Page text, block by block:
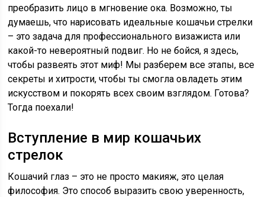
преобразить лицо в мгновение ока. Возможно, ты
думаешь, что нарисовать идеальные кошачьи стрелки
– это задача для профессионального визажиста или
какой-то невероятный подвиг. Но не бойся, я здесь,
чтобы развеять этот миф! Мы разберем все этапы, все
секреты и хитрости, чтобы ты смогла овладеть этим
искусством и покорять всех своим взглядом. Готова?
Тогда поехали!
Вступление в мир кошачьих
стрелок
Кошачий глаз – это не просто макияж, это целая
философия. Это способ выразить свою уверенность,